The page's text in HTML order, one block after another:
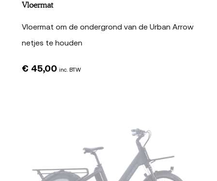
Vloermat
Vloermat om de ondergrond van de Urban Arrow
netjes te houden
€ 45,00 inc. BTW